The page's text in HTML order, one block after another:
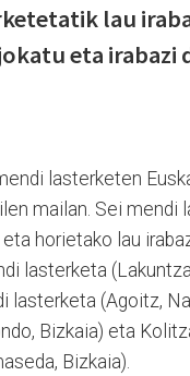
lau
eta irabazi
lasterketen
mailan. Sei mendi
eta horietako lau
lasterketa
lasterketa (Agoitz,
Bizkaia) eta
Bizkaia).